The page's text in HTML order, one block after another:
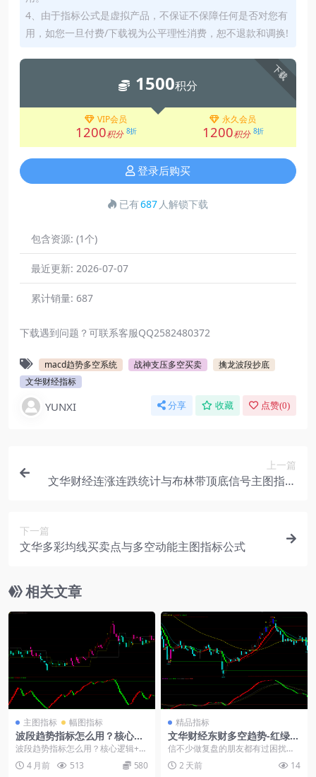
4、由于指标公式是虚拟产品，不保证不保障任何是否对您有
用，如您一旦付费/下载视为公平理性消费，恕不退款和调换!
下载
1500积分
VIP会员
1200积分 8折
永久会员
1200积分 8折
登录后购买
已有687 人解锁下载
包含资源: (1个)
最近更新: 2026-07-07
累计销量: 687
下载遇到问题？可联系客服QQ2582480372
macd趋势多空系统 战神支压多空买卖
擒龙波段抄底
文华财经指标
YUNXI 分享 收藏 点赞(0)
上一篇
文华财经连涨连跌统计与布林带顶底信号主图指标
下一篇
文华多彩均线买卖点与多空动能主图指标公式
相关文章
主图指标 幅图指标
波段趋势指标怎么用？核心逻
辑+使用建议，一文讲透!
波段趋势指标怎么用？核心逻辑+使
用建议： 这套指标主图自带清晰的
BK标记，搭配副...
4 月前 513 580
精品指标
文华财经东财多空趋势-红绿波
段柱指标公式无未来
信不少做复盘的朋友都有过困扰，
人工分辨多空波段很容易被短期杂
波干扰。这套主副图组...
2 天前 14